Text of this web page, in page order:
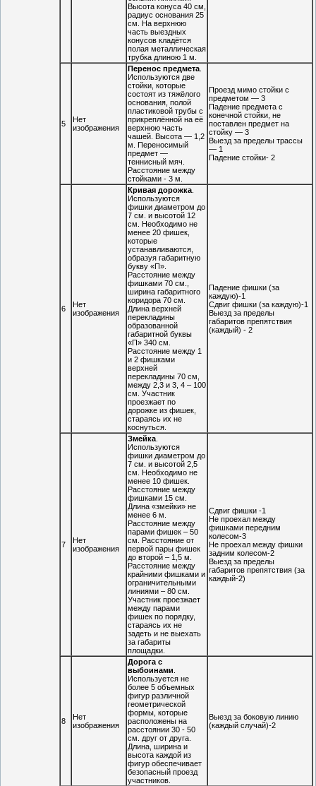
Высота конуса 40 см,
радиус основания 25
см. На верхнюю
часть выездных
конусов кладётся
полая металлическая
трубка длиною 1 м.
5
Нет
изображения
Перенос предмета
Используются две
стойки, которые
состоят из тяжёлого
основания, полой
пластиковой трубы с
прикреплённой на её
верхнюю часть
чашей. Высота — 1,2
м. Переносимый
предмет —
теннисный мяч.
Расстояние между
стойками - 3 м.
Проезд мимо стойки с
предметом — 3
Падение предмета с
конечной стойки, не
поставлен предмет на
стойку — 3
Выезд за пределы трассы
— 1
Падение стойки- 2
6
Нет
изображения
Кривая дорожка
Используются
фишки диаметром до
7 см. и высотой 12
см. Необходимо не
менее 20 фишек,
которые
устанавливаются,
образуя габаритную
букву «П».
Расстояние между
фишками 70 см.,
ширина габаритного
коридора 70 см.
Длина верхней
перекладины
образованной
габаритной буквы
«П» 340 см.
Расстояние между 1
и 2 фишками
верхней
перекладины 70 см,
между 2,3 и 3, 4 – 100
см. Участник
проезжает по
дорожке из фишек,
стараясь их не
коснуться.
Падение фишки (за
каждую)-1
Сдвиг фишки (за каждую)-1
Выезд за пределы
габаритов препятствия
(каждый) - 2
7
Нет
изображения
Змейка
Используются
фишки диаметром до
7 см. и высотой 2,5
см. Необходимо не
менее 10 фишек.
Расстояние между
фишками 15 см.
Длина «змейки» не
менее 6 м.
Расстояние между
парами фишек – 50
см. Расстояние от
первой пары фишек
до второй – 1,5 м.
Расстояние между
крайними фишками и
ограничительными
линиями – 80 см.
Участник проезжает
между парами
фишек по порядку,
стараясь их не
задеть и не выехать
за габариты
площадки.
Сдвиг фишки -1
Не проехал между
фишками передним
колесом-3
Не проехал между фишки
задним колесом-2
Выезд за пределы
габаритов препятствия (за
каждый-2)
8
Нет
изображения
Дорога с
выбоинами
Используется не
более 5 объемных
фигур различной
геометрической
формы, которые
расположены на
расстоянии 30 - 50
см. друг от друга.
Длина, ширина и
высота каждой из
фигур обеспечивает
безопасный проезд
участников.
Выезд за боковую линию
(каждый случай)-2